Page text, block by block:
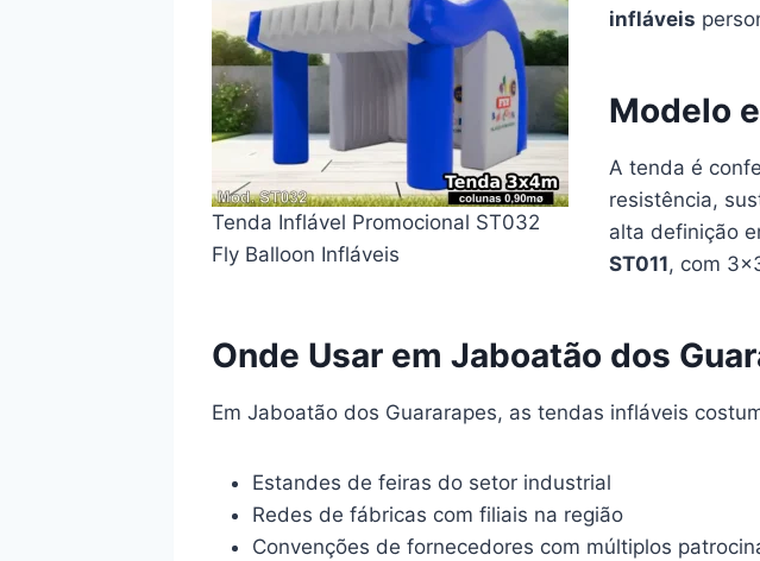
Tenda Inflável Promocional ST032
Fly Balloon Infláveis
infláveis
Modelo
A tenda é
resistência,
alta definição
ST011, com
Onde Usar em Jaboatão dos
Em Jaboatão dos Guararapes, as tendas infláveis
Estandes de feiras do setor industrial
Redes de fábricas com filiais na região
Convenções de fornecedores com múltiplos